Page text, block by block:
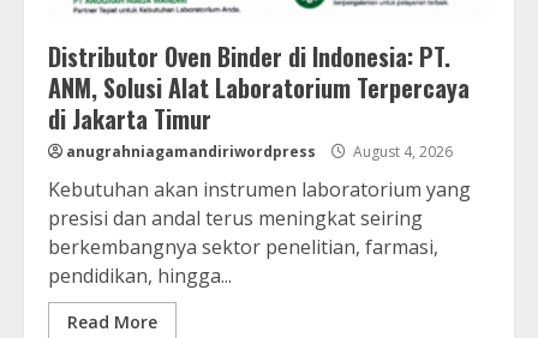
Distributor Oven Binder di Indonesia: PT.
ANM, Solusi Alat Laboratorium Terpercaya
di Jakarta Timur
anugrahniagamandiriwordpress August 4, 2026
Kebutuhan akan instrumen laboratorium yang
presisi dan andal terus meningkat seiring
berkembangnya sektor penelitian, farmasi,
pendidikan, hingga...
Read More